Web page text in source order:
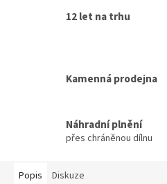
12 let na trhu
Kamenná prodejna
Náhradní plnění
přes chráněnou dílnu
Popis Diskuze